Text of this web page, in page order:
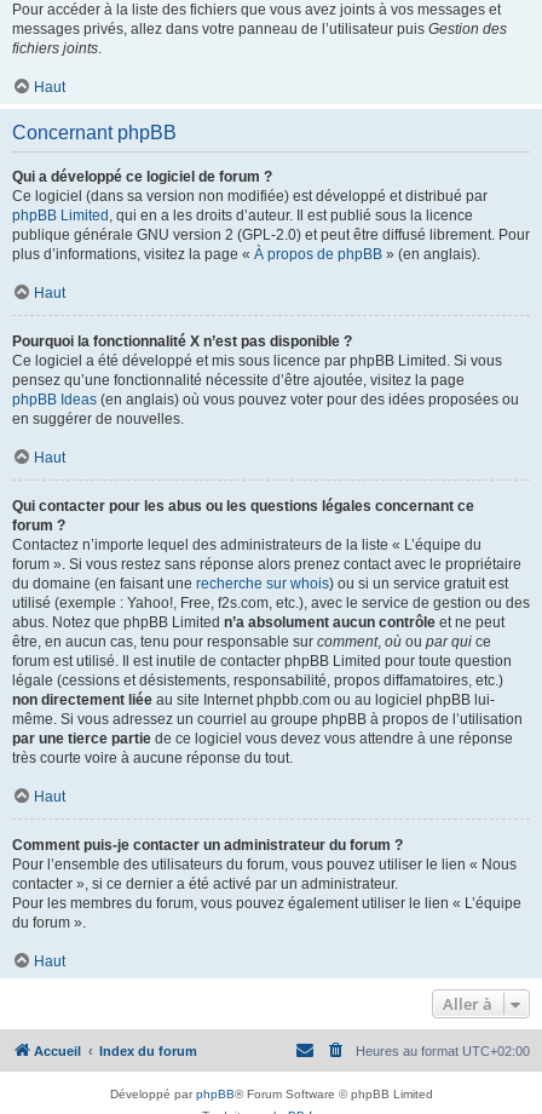
Pour accéder à la liste des fichiers que vous avez joints à vos messages et
messages privés, allez dans votre panneau de l’utilisateur puis Gestion des
fichiers joints.
Haut
Concernant phpBB
Qui a développé ce logiciel de forum ?
Ce logiciel (dans sa version non modifiée) est développé et distribué par
phpBB Limited , qui en a les droits d’auteur. Il est publié sous la licence
publique générale GNU version 2 (GPL-2.0) et peut être diffusé librement. Pour
plus d’informations, visitez la page « À propos de phpBB » (en anglais).
Haut
Pourquoi la fonctionnalité X n’est pas disponible ?
Ce logiciel a été développé et mis sous licence par phpBB Limited. Si vous
pensez qu’une fonctionnalité nécessite d’être ajoutée, visitez la page
phpBB Ideas (en anglais) où vous pouvez voter pour des idées proposées ou
en suggérer de nouvelles.
Haut
Qui contacter pour les abus ou les questions légales concernant ce
forum ?
Contactez n’importe lequel des administrateurs de la liste « L’équipe du
forum ». Si vous restez sans réponse alors prenez contact avec le propriétaire
du domaine (en faisant une recherche sur whois) ou si un service gratuit est
utilisé (exemple : Yahoo!, Free, f2s.com, etc.), avec le service de gestion ou des
abus. Notez que phpBB Limited n’a absolument aucun contrôle et ne peut
être, en aucun cas, tenu pour responsable sur comment, où ou par qui ce
forum est utilisé. Il est inutile de contacter phpBB Limited pour toute question
légale (cessions et désistements, responsabilité, propos diffamatoires, etc.)
non directement liée au site Internet phpbb.com ou au logiciel phpBB lui-
même. Si vous adressez un courriel au groupe phpBB à propos de l’utilisation
par une tierce partie de ce logiciel vous devez vous attendre à une réponse
très courte voire à aucune réponse du tout.
Haut
Comment puis-je contacter un administrateur du forum ?
Pour l’ensemble des utilisateurs du forum, vous pouvez utiliser le lien « Nous
contacter », si ce dernier a été activé par un administrateur.
Pour les membres du forum, vous pouvez également utiliser le lien « L’équipe
du forum ».
Haut
Aller à
Accueil Index du forum Heures au format UTC+02:00
Développé parphpBB® Forum Software © phpBB Limited